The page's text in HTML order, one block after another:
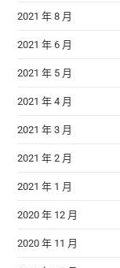
2021 年 8 月
2021 年 6 月
2021 年 5 月
2021 年 4 月
2021 年 3 月
2021 年 2 月
2021 年 1 月
2020 年 12 月
2020 年 11 月